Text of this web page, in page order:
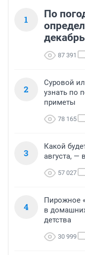
1
По
87 391
2
Суровой
узнать по
приметы
78 165
3
Какой
августа, —
57 027
4
Пирожное
в
детства
30 999